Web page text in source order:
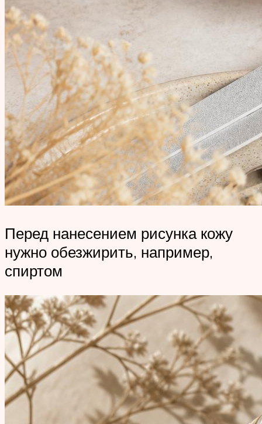
Перед нанесением рисунка кожу
нужно обезжирить, например,
спиртом